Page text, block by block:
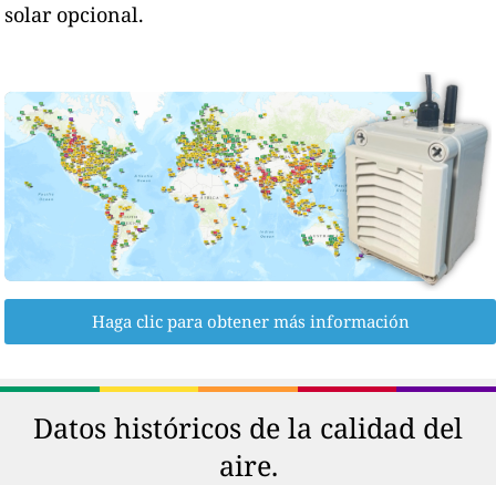
solar opcional.
Haga clic para obtener más información
Datos históricos de la calidad del
aire.